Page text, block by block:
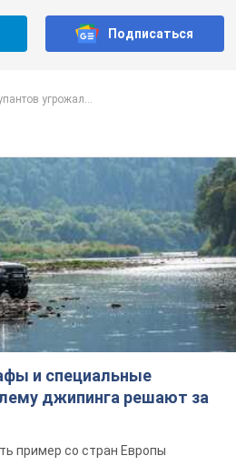
Подписаться
угрожал...
и специальные
джипинга решают за
пример со стран Европы